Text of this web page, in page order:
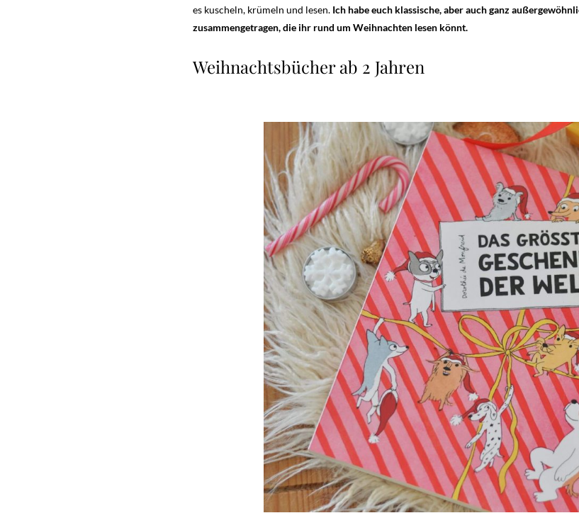
es kuscheln, krümeln und lesen. Ich habe euch klassische, aber auch ganz
zusammengetragen, die ihr rund um Weihnachten lesen könnt.
Weihnachtsbücher ab 2 Jahren